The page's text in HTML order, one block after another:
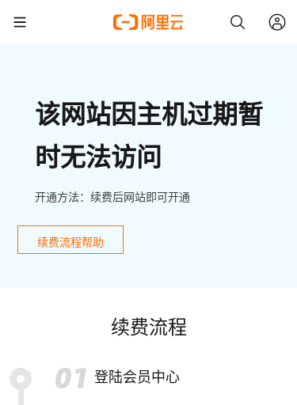
该网站因主机过期暂
时无法访问
开通方法：续费后网站即可开通
续费流程帮助
续费流程
登陆会员中心